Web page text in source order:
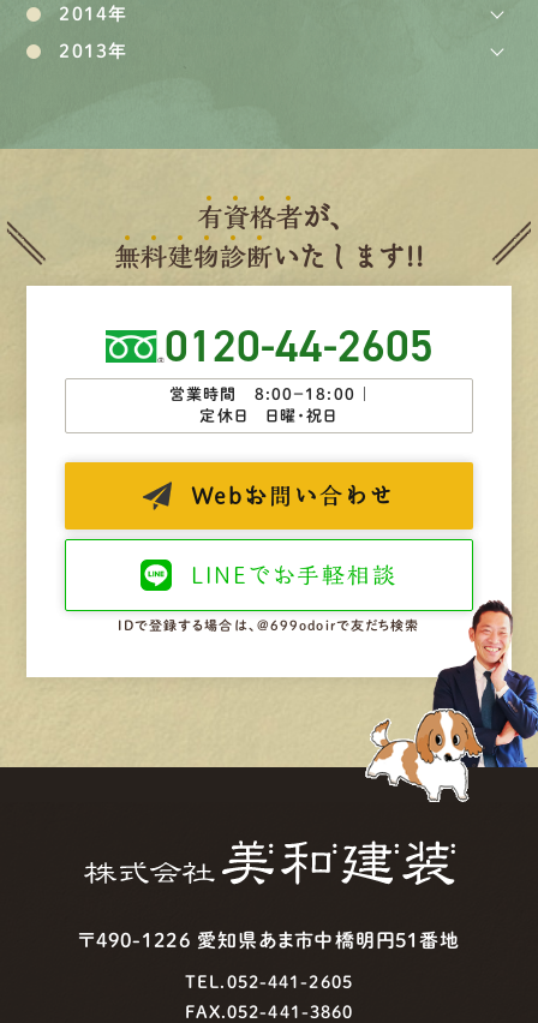
2014年
2013年
有資格者が、
無料建物診断いたします!!
0120-44-2605
営業時間 8:00−18:00 ｜
定休日 日曜・祝日
Web お問い合わせ
LINEで お手軽相談
IDで登録する場合は、@699odoirで友だち検索
〒490-1226 愛知県あま市中橋明円51番地
TEL.052-441-2605
FAX.052-441-3860